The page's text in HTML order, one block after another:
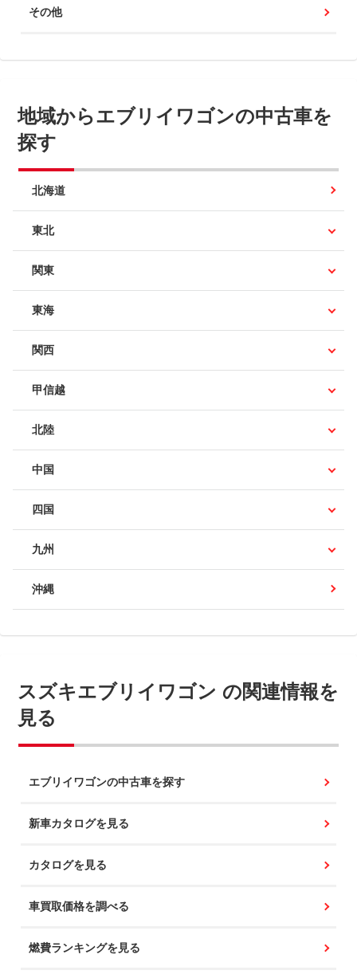
その他
地域からエブリイワゴンの中古車を
探す
北海道
東北
関東
東海
関西
甲信越
北陸
中国
四国
九州
沖縄
スズキエブリイワゴン の関連情報を
見る
エブリイワゴンの中古車を探す
新車カタログを見る
カタログを見る
車買取価格を調べる
燃費ランキングを見る